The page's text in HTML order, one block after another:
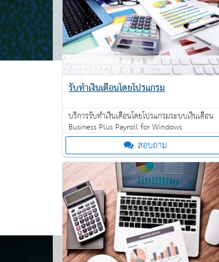
รับทำเงินเดือนโดยโปรแกรม
บริการรับทำเงินเดือนโดยโปรแกรมระบบเงินเดือน
Business Plus Payroll for Windows
สอบถาม